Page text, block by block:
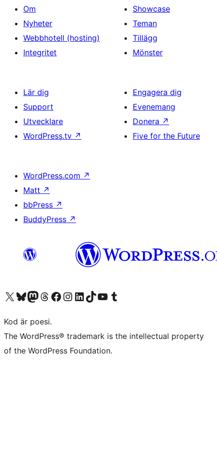
Om
Nyheter
Webbhotell (hosting)
Integritet
Showcase
Teman
Tillägg
Mönster
Lär dig
Support
Utvecklare
WordPress.tv ↗
Engagera dig
Evenemang
Donera ↗
Five for the Future
WordPress.com ↗
Matt ↗
bbPress ↗
BuddyPress ↗
Besök vår X-konto (f.d. Twitter)
Besök vårt Bluesky-konto
Besök vårt Mastodon-konto
Besök vårt Thread-konto
Besök vår Facebook-sidaBesök vårt Instagram-konto
Besök vårt LinkedIn-konto
Besök vårt TikTok-konto
Besök vår YouTube-kanalBesök vårt Tumblr-konto
Kod är poesi.
The WordPress® trademark is the intellectual property
of the WordPress Foundation.